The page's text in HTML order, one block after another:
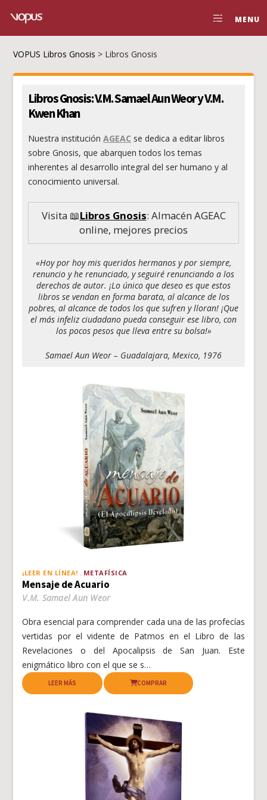
MENU
VOPUS Libros Gnosis > Libros Gnosis
Libros Gnosis: V.M. Samael Aun Weor y V.M.
Kwen Khan
Nuestra instituciónAGEAC se dedica a editarlibros
sobre Gnosis, que abarquen todos los temas
inherentes al desarrollo integral del ser humano y al
conocimiento universal.
Visita 📖Libros Gnosis: Almacén AGEAC
online, mejores precios
«Hoy por hoy mis queridos hermanos y por siempre,
renuncio y he renunciado, y seguiré renunciando a los
derechos de autor. ¡Lo único que deseo es que estos
libros se vendan en forma barata, al alcance de los
pobres, al alcance de todos los que sufren y lloran! ¡Que
el más infeliz ciudadano pueda conseguir ese libro, con
los pocos pesos que lleva entre su bolsa!»
Samael Aun Weor – Guadalajara, Mexico, 1976
¡LEER EN LÍNEA! METAFÍSICA
Mensaje de Acuario
V.M. Samael Aun Weor
Obra esencial para comprender cada una de las profecías
vertidas por el vidente de Patmos en el Libro de las
Revelaciones o del Apocalipsis de San Juan. Este
enigmático libro con el que se s…
LEER MÁS COMPRAR